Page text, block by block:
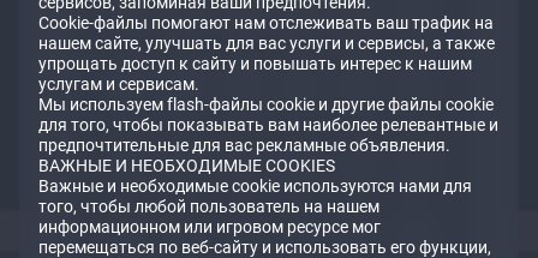
Сookie-файлы помогают нам отслеживать ваш трафик на
нашем сайте, улучшать для вас услуги и сервисы, а также
упрощать доступ к сайту и повышать интерес к нашим
услугам и сервисам.
Мы используем flash-файлы cookie и другие файлы cookie
для того, чтобы показывать вам наиболее релевантные и
предпочтительные для вас рекламные объявления.
ВАЖНЫЕ И НЕОБХОДИМЫЕ COOKIES
Важные и необходимые cookie используются нами для
того, чтобы любой пользователь на нашем
информационном или игровом ресурсе мог
перемещаться по веб-сайту и использовать его функции,